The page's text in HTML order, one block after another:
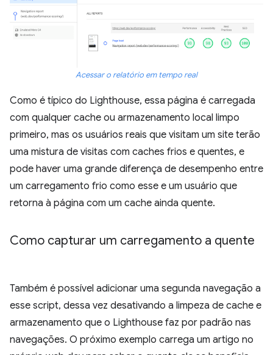
Acessar o relatório em tempo real
Como é típico do Lighthouse, essa página é carregada
com qualquer cache ou armazenamento local limpo
primeiro, mas os usuários reais que visitam um site terão
uma mistura de visitas com caches frios e quentes, e
pode haver uma grande diferença de desempenho entre
um carregamento frio como esse e um usuário que
retorna à página com um cache ainda quente.
Como capturar um carregamento a quente
Também é possível adicionar uma segunda navegação a
esse script, dessa vez desativando a limpeza de cache e
armazenamento que o Lighthouse faz por padrão nas
navegações. O próximo exemplo carrega um artigo no